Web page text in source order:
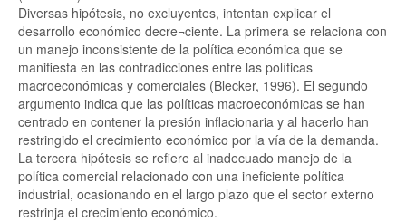
Diversas hipótesis, no excluyentes, intentan explicar el
desarrollo económico decre¬ciente. La primera se relaciona con
un manejo inconsistente de la política económica que se
manifiesta en las contradicciones entre las políticas
macroeconómicas y comerciales (Blecker, 1996). El segundo
argumento indica que las políticas macroeconómicas se han
centrado en contener la presión inflacionaria y al hacerlo han
restringido el crecimiento económico por la vía de la demanda.
La tercera hipótesis se refiere al inadecuado manejo de la
política comercial relacionado con una ineficiente política
industrial, ocasionando en el largo plazo que el sector externo
restrinja el crecimiento económico.